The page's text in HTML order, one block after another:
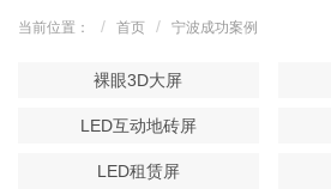
当前位置： 首页 宁波成功案例
裸眼3D大屏
LED互动地砖屏
LED租赁屏